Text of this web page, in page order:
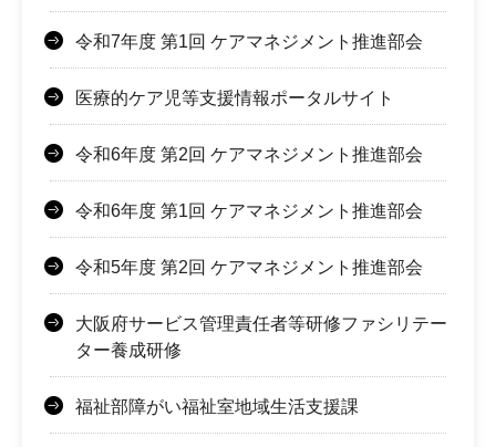
令和7年度 第1回 ケアマネジメント推進部会
医療的ケア児等支援情報ポータルサイト
令和6年度 第2回 ケアマネジメント推進部会
令和6年度 第1回 ケアマネジメント推進部会
令和5年度 第2回 ケアマネジメント推進部会
大阪府サービス管理責任者等研修ファシリテー
ター養成研修
福祉部障がい福祉室地域生活支援課